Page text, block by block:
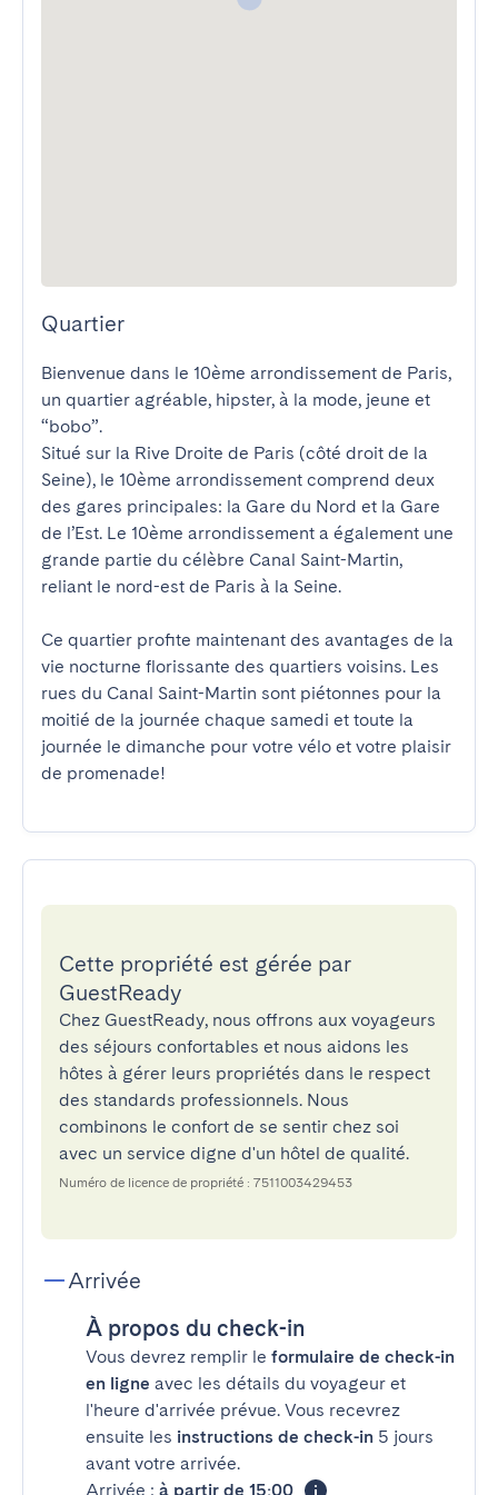
Quartier
Bienvenue dans le 10ème arrondissement de Paris,
un quartier agréable, hipster, à la mode, jeune et
“bobo”.
Situé sur la Rive Droite de Paris (côté droit de la
Seine), le 10ème arrondissement comprend deux
des gares principales: la Gare du Nord et la Gare
de l’Est. Le 10ème arrondissement a également une
grande partie du célèbre Canal Saint-Martin,
reliant le nord-est de Paris à la Seine.
Ce quartier profite maintenant des avantages de la
vie nocturne florissante des quartiers voisins. Les
rues du Canal Saint-Martin sont piétonnes pour la
moitié de la journée chaque samedi et toute la
journée le dimanche pour votre vélo et votre plaisir
de promenade!
Cette propriété est gérée par
GuestReady
Chez GuestReady, nous offrons aux voyageurs
des séjours confortables et nous aidons les
hôtes à gérer leurs propriétés dans le respect
des standards professionnels. Nous
combinons le confort de se sentir chez soi
avec un service digne d'un hôtel de qualité.
Numéro de licence de propriété : 7511003429453
Arrivée
À propos du check-in
Vous devrez remplir le formulaire de check-in
en ligne avec les détails du voyageur et
l'heure d'arrivée prévue. Vous recevrez
ensuite les instructions de check-in 5 jours
avant votre arrivée.
Arrivée : à partir de 15:00